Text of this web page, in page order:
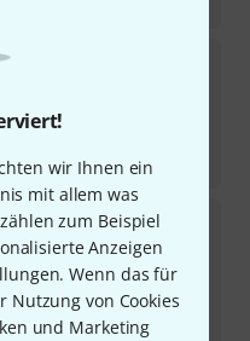
wir Ihnen ein
mit allem was
zum Beispiel
Anzeigen
Wenn das für
Nutzung von Cookies
und Marketing
A Violin 1/4
Titanium A Vn